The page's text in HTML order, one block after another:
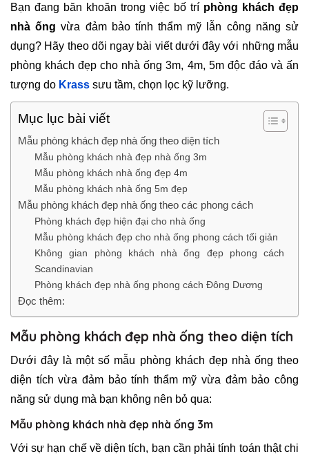
Bạn đang băn khoăn trong việc bố trí phòng khách đẹp
nhà ống vừa đảm bảo tính thẩm mỹ lẫn công năng sử
dụng? Hãy theo dõi ngay bài viết dưới đây với những mẫu
phòng khách đẹp cho nhà ống 3m, 4m, 5m độc đáo và ấn
tượng do Krass sưu tầm, chọn lọc kỹ lưỡng.
Mục lục bài viết
Mẫu phòng khách đẹp nhà ống theo diện tích
Mẫu phòng khách nhà đẹp nhà ống 3m
Mẫu phòng khách nhà ống đẹp 4m
Mẫu phòng khách nhà ống 5m đẹp
Mẫu phòng khách đẹp nhà ống theo các phong cách
Phòng khách đẹp hiện đại cho nhà ống
Mẫu phòng khách đẹp cho nhà ống phong cách tối giản
Không gian phòng khách nhà ống đẹp phong cách
Scandinavian
Phòng khách đẹp nhà ống phong cách Đông Dương
Đọc thêm:
Mẫu phòng khách đẹp nhà ống theo diện tích
Dưới đây là một số mẫu phòng khách đẹp nhà ống theo
diện tích vừa đảm bảo tính thẩm mỹ vừa đảm bảo công
năng sử dụng mà bạn không nên bỏ qua:
Mẫu phòng khách nhà đẹp nhà ống 3m
Với sự hạn chế về diện tích, bạn cần phải tính toán thật chi